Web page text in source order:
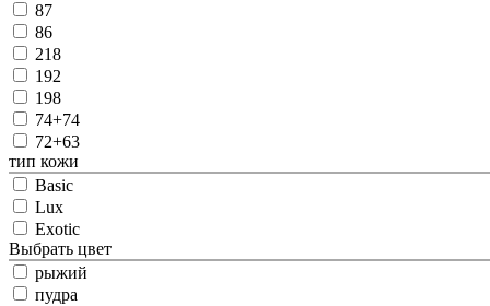
87
86
218
192
198
74+74
72+63
тип кожи
Basic
Lux
Exotic
Выбрать цвет
рыжий
пудра